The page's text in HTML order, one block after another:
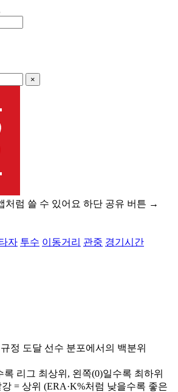
×
처럼 쓸 수 있어요 하단 공유 버튼 →
자 투수 이동거리 관중 경기시간
정 도달 선수 분포에서의 백분위
록 리그 최상위, 왼쪽(0)일수록 최하위
강 = 상위 (ERA·K%처럼 낮을수록 좋은